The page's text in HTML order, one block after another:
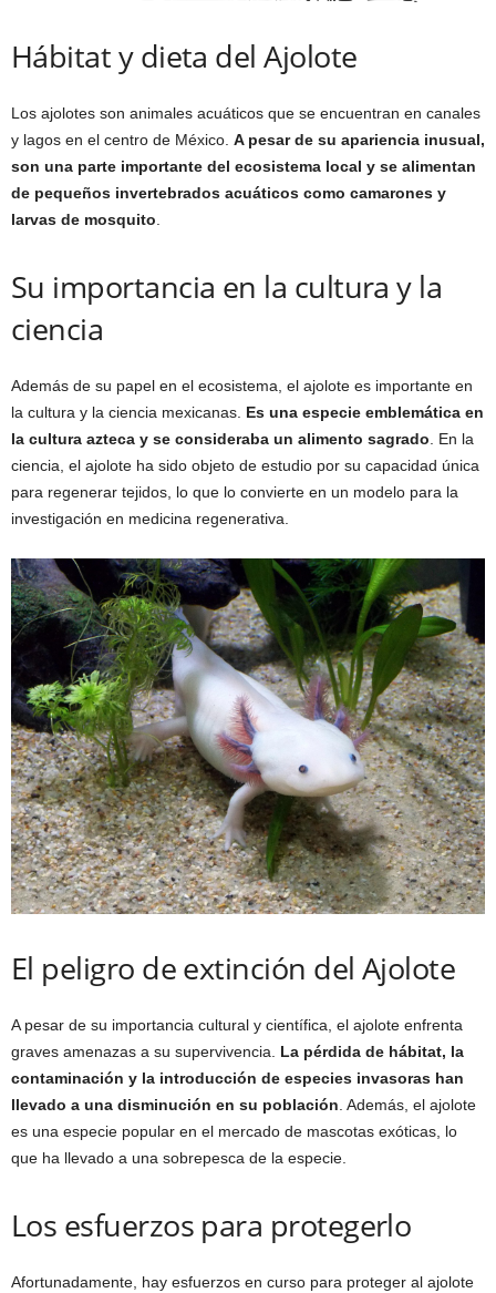
Hábitat y dieta del Ajolote
Los ajolotes son animales acuáticos que se encuentran en canales
y lagos en el centro de México. A pesar de su apariencia inusual,
son una parte importante del ecosistema local y se alimentan
de pequeños invertebrados acuáticos como camarones y
larvas de mosquito.
Su importancia en la cultura y la
ciencia
Además de su papel en el ecosistema, el ajolote es importante en
la cultura y la ciencia mexicanas. Es una especie emblemática en
la cultura azteca y se consideraba un alimento sagrado. En la
ciencia, el ajolote ha sido objeto de estudio por su capacidad única
para regenerar tejidos, lo que lo convierte en un modelo para la
investigación en medicina regenerativa.
El peligro de extinción del Ajolote
A pesar de su importancia cultural y científica, el ajolote enfrenta
graves amenazas a su supervivencia. La pérdida de hábitat, la
contaminación y la introducción de especies invasoras han
llevado a una disminución en su población. Además, el ajolote
es una especie popular en el mercado de mascotas exóticas, lo
que ha llevado a una sobrepesca de la especie.
Los esfuerzos para protegerlo
Afortunadamente, hay esfuerzos en curso para proteger al ajolote